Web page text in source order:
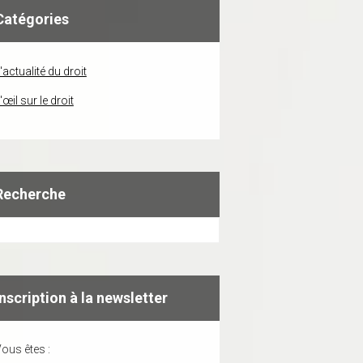
L'actualité du droit
L'œil sur le droit
à la newsletter
êtes :